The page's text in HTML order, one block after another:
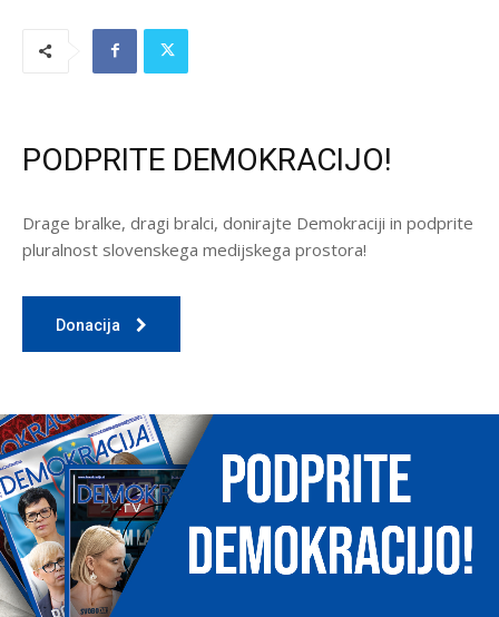
PODPRITE DEMOKRACIJO!
Drage bralke, dragi bralci, donirajte Demokraciji in podprite
pluralnost slovenskega medijskega prostora!
Donacija